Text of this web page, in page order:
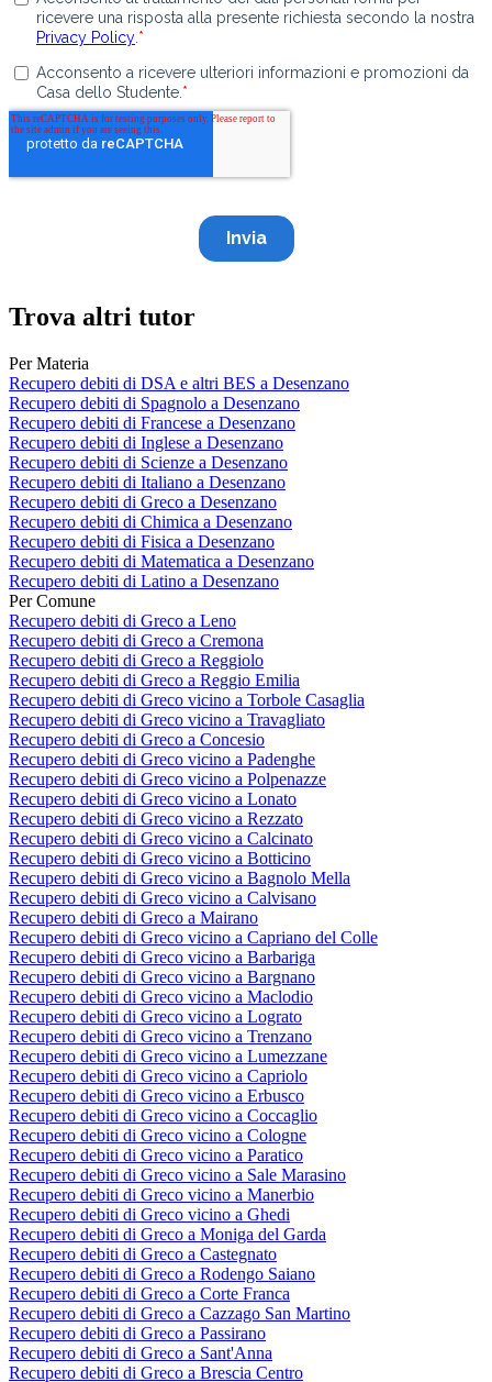
Trova altri tutor
Per Materia
Recupero debiti di DSA e altri BES a Desenzano
Recupero debiti di Spagnolo a Desenzano
Recupero debiti di Francese a Desenzano
Recupero debiti di Inglese a Desenzano
Recupero debiti di Scienze a Desenzano
Recupero debiti di Italiano a Desenzano
Recupero debiti di Greco a Desenzano
Recupero debiti di Chimica a Desenzano
Recupero debiti di Fisica a Desenzano
Recupero debiti di Matematica a Desenzano
Recupero debiti di Latino a Desenzano
Per Comune
Recupero debiti di Greco a Leno
Recupero debiti di Greco a Cremona
Recupero debiti di Greco a Reggiolo
Recupero debiti di Greco a Reggio Emilia
Recupero debiti di Greco vicino a Torbole Casaglia
Recupero debiti di Greco vicino a Travagliato
Recupero debiti di Greco a Concesio
Recupero debiti di Greco vicino a Padenghe
Recupero debiti di Greco vicino a Polpenazze
Recupero debiti di Greco vicino a Lonato
Recupero debiti di Greco vicino a Rezzato
Recupero debiti di Greco vicino a Calcinato
Recupero debiti di Greco vicino a Botticino
Recupero debiti di Greco vicino a Bagnolo Mella
Recupero debiti di Greco vicino a Calvisano
Recupero debiti di Greco a Mairano
Recupero debiti di Greco vicino a Capriano del Colle
Recupero debiti di Greco vicino a Barbariga
Recupero debiti di Greco vicino a Bargnano
Recupero debiti di Greco vicino a Maclodio
Recupero debiti di Greco vicino a Lograto
Recupero debiti di Greco vicino a Trenzano
Recupero debiti di Greco vicino a Lumezzane
Recupero debiti di Greco vicino a Capriolo
Recupero debiti di Greco vicino a Erbusco
Recupero debiti di Greco vicino a Coccaglio
Recupero debiti di Greco vicino a Cologne
Recupero debiti di Greco vicino a Paratico
Recupero debiti di Greco vicino a Sale Marasino
Recupero debiti di Greco vicino a Manerbio
Recupero debiti di Greco vicino a Ghedi
Recupero debiti di Greco a Moniga del Garda
Recupero debiti di Greco a Castegnato
Recupero debiti di Greco a Rodengo Saiano
Recupero debiti di Greco a Corte Franca
Recupero debiti di Greco a Cazzago San Martino
Recupero debiti di Greco a Passirano
Recupero debiti di Greco a Sant'Anna
Recupero debiti di Greco a Brescia Centro